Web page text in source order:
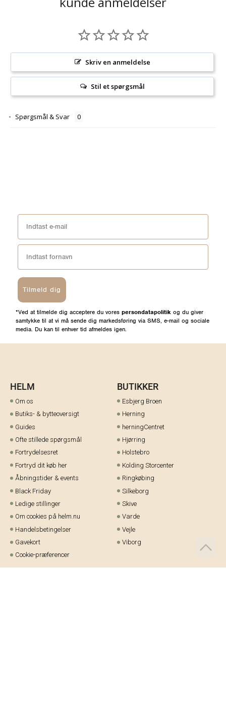
Skriv en anmeldelse
Stil et spørgsmål
Spørgsmål & Svar
Tilmeld dig
*Ved at tilmelde dig acceptere du vores persondatapolitik og du giver
samtykke til at vi må sende dig markedsføring via SMS, e-mail og sociale
media. Du kan til enhver tid afmeldes igen.
HELM
Om os
Butiks- & bytteoversigt
Guides
Ofte stillede spørgsmål
Fortrydelsesret
Fortryd dit køb her
Åbningstider & events
Black Friday
Ledige stillinger
Om cookies på helm.nu
Handelsbetingelser
Gavekort
Cookie-præferencer
BUTIKKER
Esbjerg Broen
Herning
herningCentret
Hjørring
Holstebro
Kolding Storcenter
Ringkøbing
Silkeborg
Skive
Varde
Vejle
Viborg